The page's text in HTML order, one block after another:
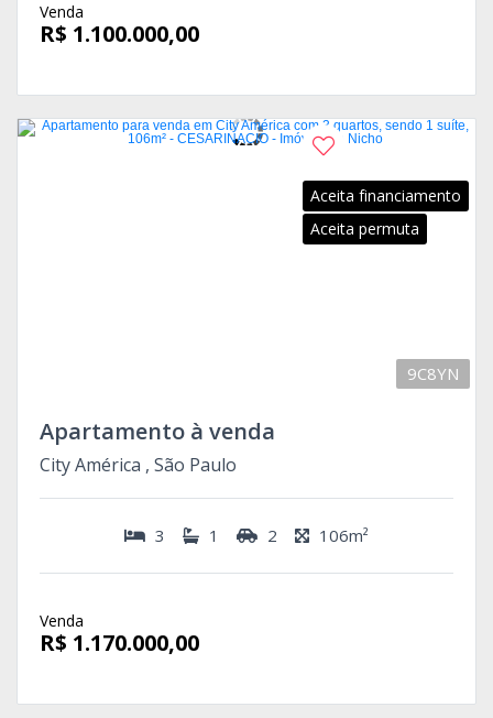
Venda
R$ 1.100.000,00
Aceita financiamento
Aceita permuta
9C8YN
Apartamento à venda
City América , São Paulo
3 1 2 106m²
Venda
R$ 1.170.000,00